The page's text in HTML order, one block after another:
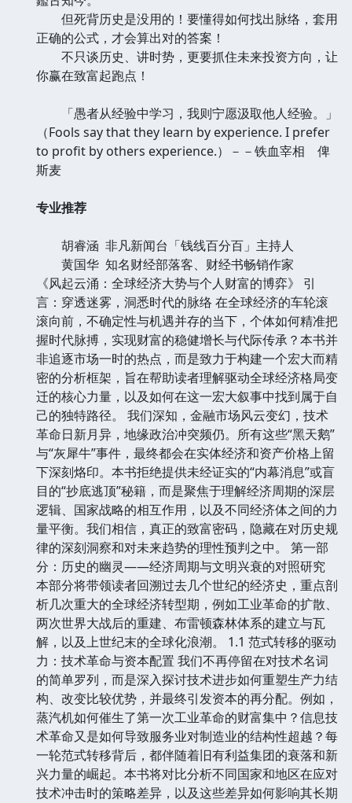
但死背历史是没用的！要懂得如何找出脉络，套用
正确的公式，才会算出对的答案！
不只谈历史、讲时势，更要抓住未来投资方向，让
你赢在致富起跑点！
「愚者从经验中学习，我则宁愿汲取他人经验。」
（Fools say that they learn by experience. I prefer
to profit by others experience.）－－铁血宰相 俾
斯麦
专业推荐
胡睿涵 非凡新闻台「钱线百分百」主持人
黄国华 知名财经部落客、财经书畅销作家
《风起云涌：全球经济大势与个人财富的博弈》 引
言：穿透迷雾，洞悉时代的脉络 在全球经济的车轮滚
滚向前，不确定性与机遇并存的当下，个体如何精准把
握时代脉搏，实现财富的稳健增长与代际传承？本书并
非追逐市场一时的热点，而是致力于构建一个宏大而精
密的分析框架，旨在帮助读者理解驱动全球经济格局变
迁的核心力量，以及如何在这一宏大叙事中找到属于自
己的独特路径。 我们深知，金融市场风云变幻，技术
革命日新月异，地缘政治冲突频仍。所有这些“黑天鹅”
与“灰犀牛”事件，最终都会在实体经济和资产价格上留
下深刻烙印。本书拒绝提供未经证实的“内幕消息”或盲
目的“抄底逃顶”秘籍，而是聚焦于理解经济周期的深层
逻辑、国家战略的相互作用，以及不同经济体之间的力
量平衡。我们相信，真正的致富密码，隐藏在对历史规
律的深刻洞察和对未来趋势的理性预判之中。 第一部
分：历史的幽灵——经济周期与文明兴衰的对照研究
本部分将带领读者回溯过去几个世纪的经济史，重点剖
析几次重大的全球经济转型期，例如工业革命的扩散、
两次世界大战后的重建、布雷顿森林体系的建立与瓦
解，以及上世纪末的全球化浪潮。 1.1 范式转移的驱动
力：技术革命与资本配置 我们不再停留在对技术名词
的简单罗列，而是深入探讨技术进步如何重塑生产力结
构、改变比较优势，并最终引发资本的再分配。例如，
蒸汽机如何催生了第一次工业革命的财富集中？信息技
术革命又是如何导致服务业对制造业的结构性超越？每
一轮范式转移背后，都伴随着旧有利益集团的衰落和新
兴力量的崛起。本书将对比分析不同国家和地区在应对
技术冲击时的策略差异，以及这些差异如何影响其长期